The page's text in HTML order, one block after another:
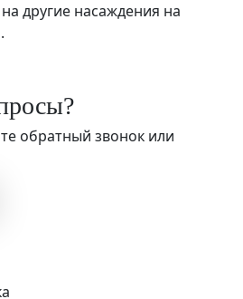
другие насаждения на
обратный звонок или